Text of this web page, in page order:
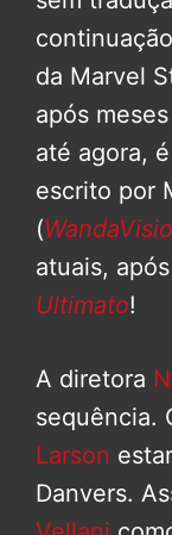
da Marvel
após
até agora,
escrito por
(
atuais,
Ultimato!
A diretora
sequência.
Larson
Danvers.